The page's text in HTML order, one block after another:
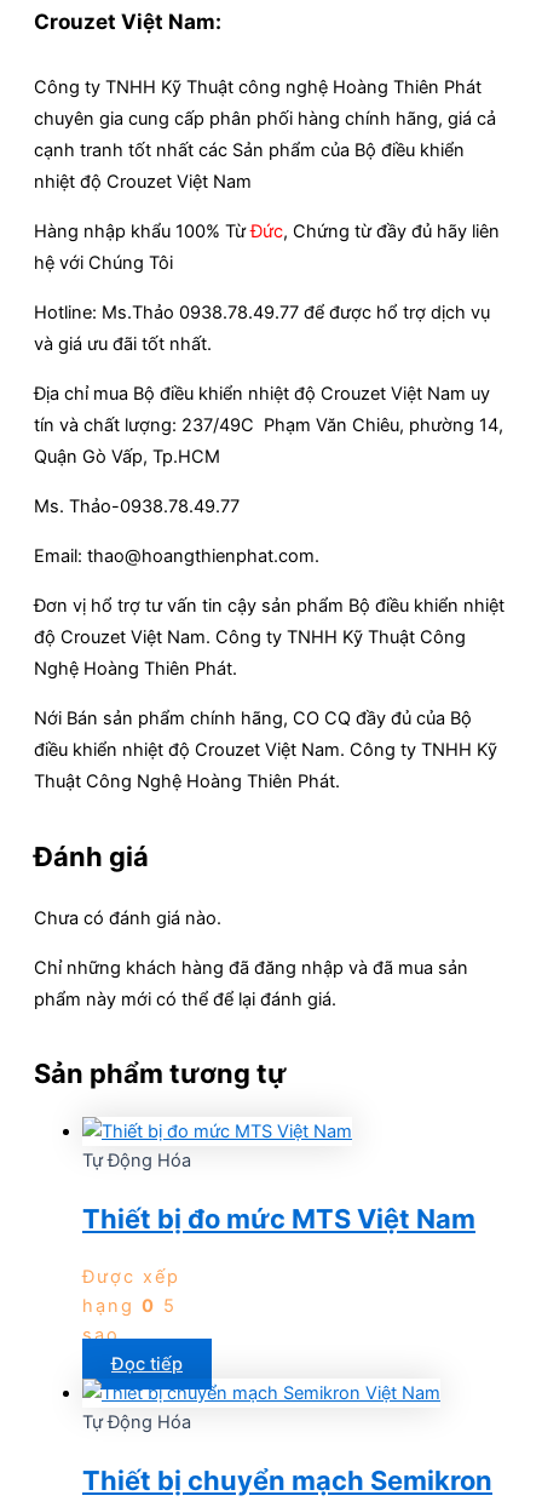
Crouzet Việt Nam:
Công ty TNHH Kỹ Thuật công nghệ Hoàng Thiên Phát
chuyên gia cung cấp phân phối hàng chính hãng, giá cả
cạnh tranh tốt nhất các Sản phẩm của Bộ điều khiển
nhiệt độ Crouzet Việt Nam
Hàng nhập khẩu 100% TừĐức, Chứng từ đầy đủ hãy liên
hệ với Chúng Tôi
Hotline: Ms.Thảo 0938.78.49.77 để được hổ trợ dịch vụ
và giá ưu đãi tốt nhất.
Địa chỉ mua Bộ điều khiển nhiệt độ Crouzet Việt Nam uy
tín và chất lượng: 237/49C Phạm Văn Chiêu, phường 14,
Quận Gò Vấp, Tp.HCM
Ms. Thảo-0938.78.49.77
Email: thao@hoangthienphat.com.
Đơn vị hổ trợ tư vấn tin cậy sản phẩm Bộ điều khiển nhiệt
độ Crouzet Việt Nam. Công ty TNHH Kỹ Thuật Công
Nghệ Hoàng Thiên Phát.
Nới Bán sản phẩm chính hãng, CO CQ đầy đủ của Bộ
điều khiển nhiệt độ Crouzet Việt Nam. Công ty TNHH Kỹ
Thuật Công Nghệ Hoàng Thiên Phát.
Đánh giá
Chưa có đánh giá nào.
Chỉ những khách hàng đã đăng nhập và đã mua sản
phẩm này mới có thể để lại đánh giá.
Sản phẩm tương tự
Tự Động Hóa
Thiết bị đo mức MTS Việt Nam
Được xếp
hạng 0 5
sao
Đọc tiếp
Tự Động Hóa
Thiết bị chuyển mạch Semikron